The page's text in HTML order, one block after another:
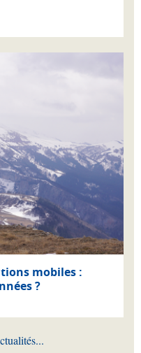
mobiles :
?